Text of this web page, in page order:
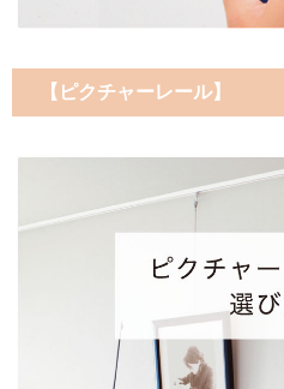
【ピクチャーレール】